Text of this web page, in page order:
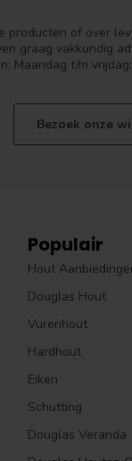
producten of over
graag vakkundig
Maandag t/m
Bezoek onze
Populair
Hout
Douglas Hout
Vurenhout
Hardhout
Eiken
Schutting
Douglas Veranda